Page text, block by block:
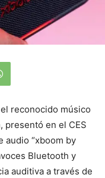
reconocido músico
presentó en el CES
audio “xboom by
Bluetooth y
auditiva a través de